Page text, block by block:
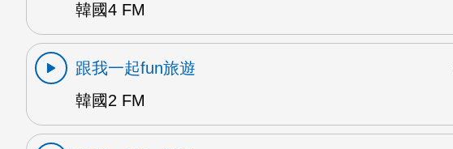
韓國4 FM
跟我一起fun旅遊
韓國2 FM